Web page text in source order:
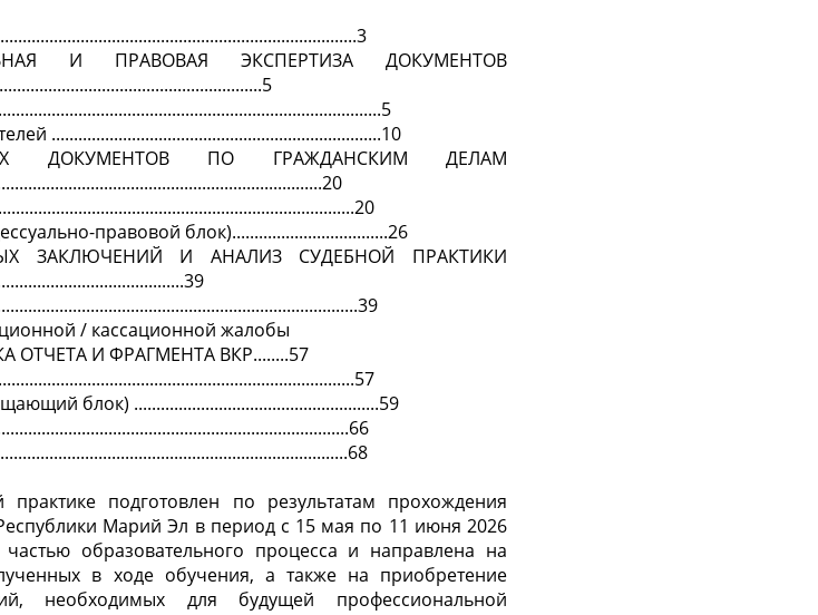
И ПРАВОВАЯ ЭКСПЕРТИЗА ДОКУМЕНТОВ
..........................................................................10
ДОКУМЕНТОВ ПО ГРАЖДАНСКИМ ДЕЛАМ
правовой блок)...................................26
ЗАКЛЮЧЕНИЙ И АНАЛИЗ СУДЕБНОЙ ПРАКТИКИ
/ кассационной жалобы
И ФРАГМЕНТА ВКР........57
блок) .......................................................59
подготовлен по результатам прохождения
Марий Эл в период с 15 мая по 11 июня 2026
образовательного процесса и направлена на
в ходе обучения, а также на приобретение
необходимых для будущей профессиональной